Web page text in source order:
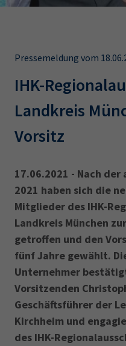
IHK regional
Karriere
Presse
IHK Akademie
Magazin
AdA
34d
Pressemeldung vom
IHK-
Landkreis
Vorsitz
17.06.2021 - Nach der
2021 haben sich die
Mitglieder des IHK-
Landkreis München
getroffen und den
fünf Jahre gewählt.
Unternehmer
Vorsitzenden
Geschäftsführer der
Kirchheim und
des IHK-